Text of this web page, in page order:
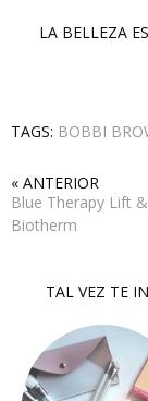
LA BELLEZA
TAGS: BOBBI
« ANTERIOR
Blue Therapy Lift
Biotherm
TAL VEZ TE